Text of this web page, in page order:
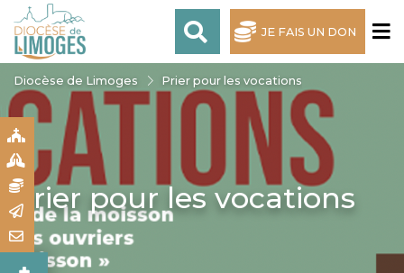
JE FAIS UN DON
Diocèse de Limoges Prier pour les vocations
Prier pour les vocations